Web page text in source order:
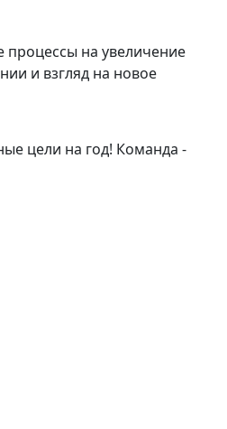
на увеличение
и взгляд на новое
цели на год! Команда -